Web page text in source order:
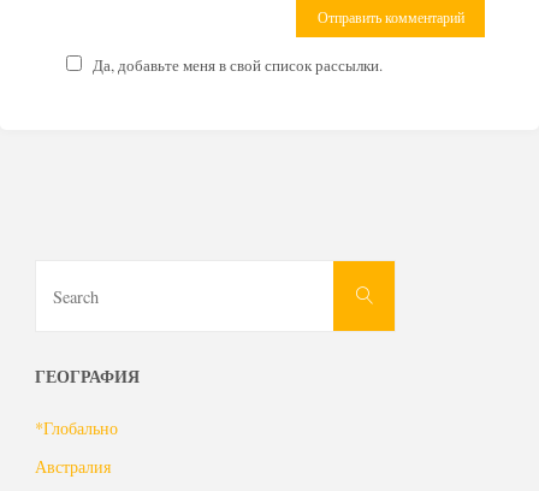
Да, добавьте меня в свой список рассылки.
Search
ГЕОГРАФИЯ
*Глобально
Австралия